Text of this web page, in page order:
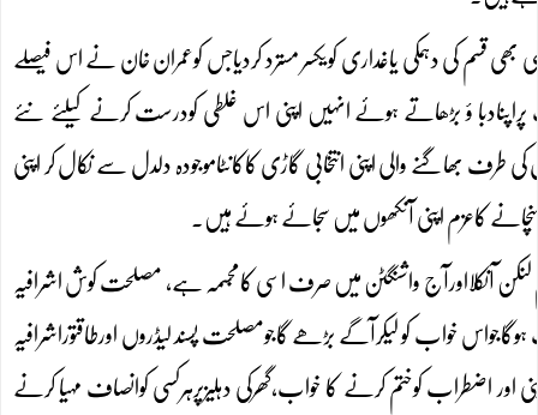
قسم کی دہمکی یاغداری کویکسر مسترد کردیاجس کوعمران خان نے اس فیصلے
پراپنادبا ؤ بڑھاتے ہوئے انہیں اپنی اس غلطی کودرست کرنے کیلئے نئے
بھاگنے والی اپنی انتخابی گاڑی کاکانٹاموجودہ دلدل سے نکال کر اپنی
کاعزم اپنی آنکھوں میں سجائے ہوئے ہیں۔
لنکن آنکلااورآج واشنگٹن میں صرف اسی کامجسمہ ہے، مصلحت کوش اشرافیہ
خواب کو لیکرآگے بڑھے گاجومصلحت پسند لیڈروں اورطاقتوراشرافیہ
کوختم کرنے کا خواب،گھرکی دہلیزپرہرکسی کوانصاف مہیا کرنے